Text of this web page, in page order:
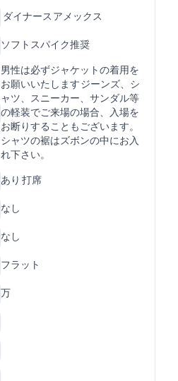
JCB VISA MASTER ダイナース アメックス
ソフトスパイク推奨
男性は必ずジャケットの着用を
お願いいたします ジーンズ、Tシ
ャツ、スニーカー、サンダル等
の軽装でご来場の場合、入場を
お断りすることもございます。
シャツの裾はズボンの中にお入
れ下さい。
あり 210Y 13打席
なし
なし
フラット
123万m2